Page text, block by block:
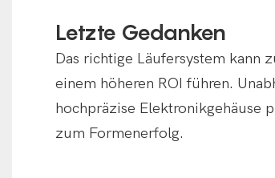
Letzte Gedanken
Das richtige Läufersystem kann
einem höheren ROI führen.
hochpräzise Elektronikgehäuse
zum Formenerfolg.